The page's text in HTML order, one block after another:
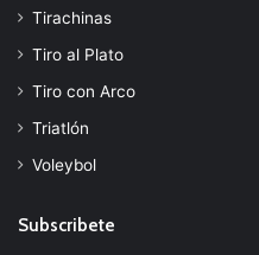
Tirachinas
Tiro al Plato
Tiro con Arco
Triatlón
Voleybol
Subscribete